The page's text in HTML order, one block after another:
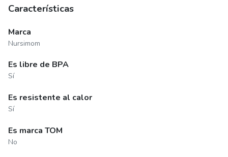
Características
Marca
Nursimom
Es libre de BPA
Sí
Es resistente al calor
Sí
Es marca TOM
No